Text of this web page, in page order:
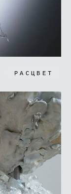
РАСЦВЕТ